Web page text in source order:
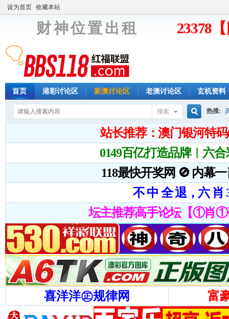
设为首页 收藏本站
财 神 位 置 出 租 23378
首页 港彩讨论区 新澳讨论区 老澳讨论区 玄机资料
搜索
搜
索
热搜: